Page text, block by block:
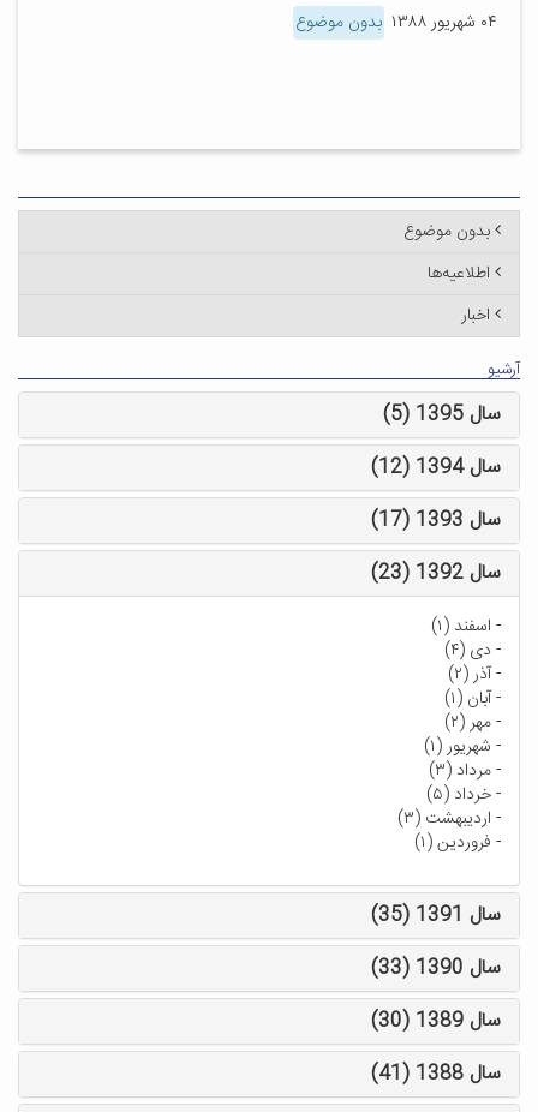
۰۴ شهریور ۱۳۸۸ بدون موضوع
بدون موضوع
اطلاعیه‌ها
اخبار
آرشیو
سال 1395 (5)
سال 1394 (12)
سال 1393 (17)
سال 1392 (23)
- اسفند (۱)
- دی (۴)
-آذر (۲)
-آبان (۱)
-مهر (۲)
- شهریور (۱)
-مرداد (۳)
-خرداد (۵)
- اردیبهشت (۳)
- فروردین (۱)
سال 1391 (35)
سال 1390 (33)
سال 1389 (30)
سال 1388 (41)